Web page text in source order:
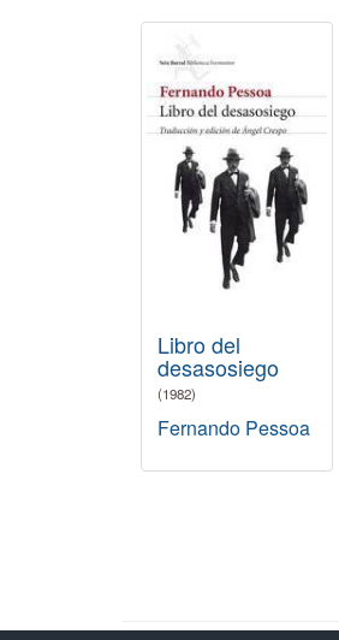
Libro del
desasosiego
(1982)
Fernando Pessoa